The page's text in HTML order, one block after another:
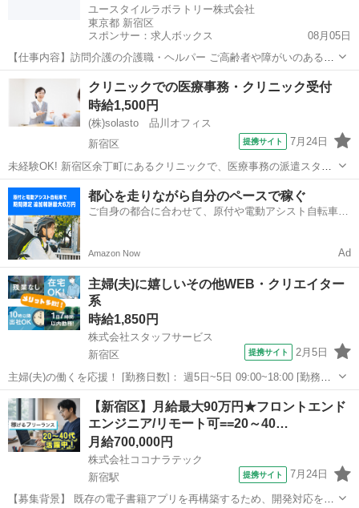
ユースタイルラボラトリー株式会社
東京都 新宿区
スポンサー：求人ボックス
08月05日
【仕事内容】訪問介護の介護職・ヘルパー ご高齢者や障がいのある方
のご自宅での、生活サポートのお仕事です。 ・起床サポート ・清拭
(体をふく)、更衣(着替え) ・ごはん準備、食事のサポート、片付けなど
・介護記録の記入 事業所に寄ら...
アルバイト・パート
クリニックでの医療事務・クリニック受付
時給1,500円
(株)solasto 品川オフィス
新宿区
提携サイト 7月24日
未経験OK! 新宿区余丁町にあるクリニックで、医療事務の派遣スタッ
フ求人募集です! 内科、腎臓・泌尿器科の診療を行うクリニックで、受
付・会計・保険請求、電話応対、医師の事務サポート(医師事務作業補
助)をお任せします。 週...
東京 新宿区 データ入力
都心を走りながら自分のペースで稼ぐ
ご自身の都合に合わせて、原付や電動アシスト自転車で
Amazon Now Ad
主婦(夫)に嬉しいその他WEB・クリエイター
系
時給1,850円
株式会社スタッフサービス
新宿区
提携サイト 2月5日
主婦(夫)の働くを応援！ [勤務日数]： 週5日~5日 09:00~18:00 [勤務
地・最寄駅]： 東京都新宿区 株式会社スタッフサービス エンジニア
リング事業本部 新宿駅徒歩5分 [職種名]：その他WEB・クリエ...
東京 新宿区 Webデザイナー
【新宿区】月給最大90万円★フロントエンド
エンジニア/リモート可==20～40…
月給700,000円
株式会社ココナラテック
新宿駅
提携サイト 7月24日
【募集背景】 既存の電子書籍アプリを再構築するため、開発対応を行